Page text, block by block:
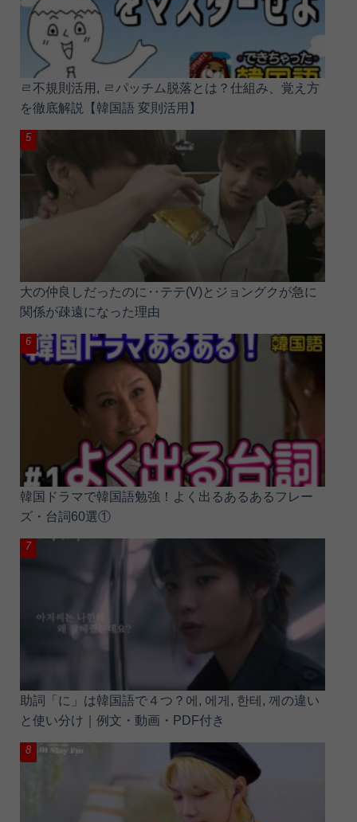
ㄹ不規則活用, ㄹパッチム脱落とは？仕組み、覚え方
を徹底解説【韓国語 変則活用】
大の仲良しだったのに‥テテ(V)とジョングクが急に
関係が疎遠になった理由
韓国ドラマで韓国語勉強！よく出るあるあるフレー
ズ・台詞60選①
助詞「に」は韓国語で４つ？에, 에게, 한테, 께の違い
と使い分け｜例文・動画・PDF付き